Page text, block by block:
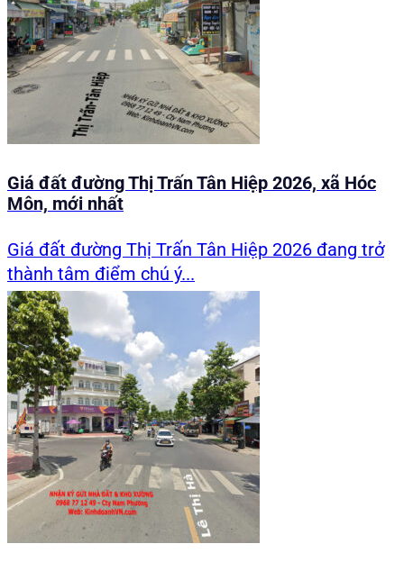
Giá đất đường Thị Trấn Tân Hiệp 2026, xã Hóc
Môn, mới nhất
Giá đất đường Thị Trấn Tân Hiệp 2026 đang trở
thành tâm điểm chú ý...